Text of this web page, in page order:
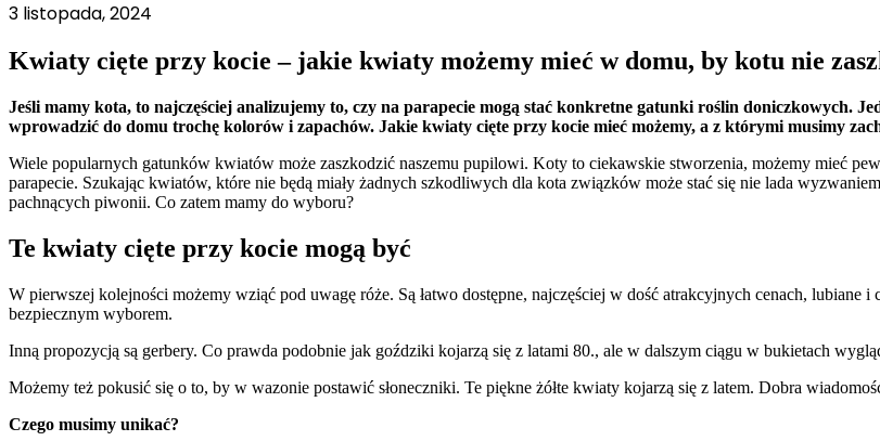
3 listopada, 2024
Kwiaty cięte przy kocie – jakie kwiaty możemy mieć w domu, by kotu nie
Jeśli mamy kota, to najczęściej analizujemy to, czy na parapecie mogą stać konkretne gatunki roślin doniczkowych.
wprowadzić do domu trochę kolorów i zapachów. Jakie kwiaty cięte przy kocie mieć możemy, a z którymi musimy
Wiele popularnych gatunków kwiatów może zaszkodzić naszemu pupilowi. Koty to ciekawskie stworzenia, możemy mieć
parapecie. Szukając kwiatów, które nie będą miały żadnych szkodliwych dla kota związków może stać się nie lada
pachnących piwonii. Co zatem mamy do wyboru?
Te kwiaty cięte przy kocie mogą być
W pierwszej kolejności możemy wziąć pod uwagę róże. Są łatwo dostępne, najczęściej w dość atrakcyjnych cenach,
bezpiecznym wyborem.
Inną propozycją są gerbery. Co prawda podobnie jak goździki kojarzą się z latami 80., ale w dalszym ciągu w bukietach
Możemy też pokusić się o to, by w wazonie postawić słoneczniki. Te piękne żółte kwiaty kojarzą się z latem. Dobra
Czego musimy unikać?